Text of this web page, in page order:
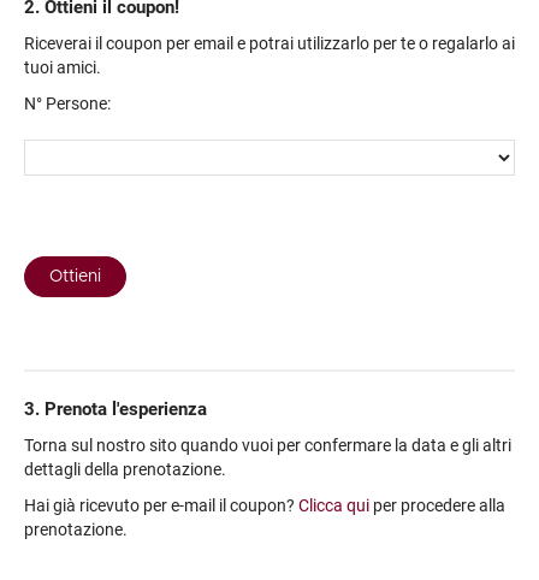
2. Ottieni il coupon!
Riceverai il coupon per email e potrai utilizzarlo per te o regalarlo ai
tuoi amici.
N° Persone:
3. Prenota l'esperienza
Torna sul nostro sito quando vuoi per confermare la data e gli altri
dettagli della prenotazione.
Hai già ricevuto per e-mail il coupon? Clicca qui per procedere alla
prenotazione.